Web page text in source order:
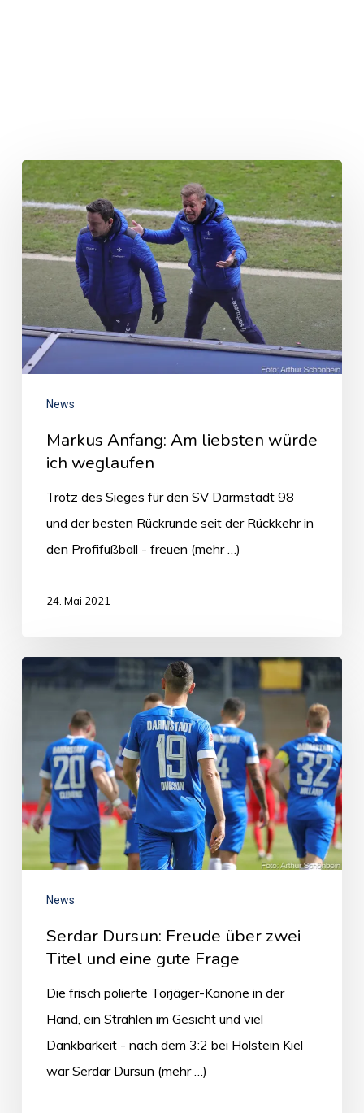
News
Markus Anfang: Am liebsten würde
ich weglaufen
Trotz des Sieges für den SV Darmstadt 98
und der besten Rückrunde seit der Rückkehr in
den Profifußball - freuen (mehr …)
24. Mai 2021
News
Serdar Dursun: Freude über zwei
Titel und eine gute Frage
Die frisch polierte Torjäger-Kanone in der
Hand, ein Strahlen im Gesicht und viel
Dankbarkeit - nach dem 3:2 bei Holstein Kiel
war Serdar Dursun (mehr …)